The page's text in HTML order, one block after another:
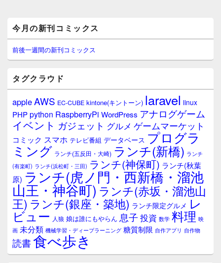
イ
ン
サ
イ
ウ
ィ
ジ
ェ
ア
今月の新刊コミックス
前後一週間の新刊コミックス
タグクラウド
appleAWS EC-CUBE kintone(キントーン) laravel linux
PHPpython RaspberryPi WordPress アナログゲーム
イベント ガジェット グルメ ゲームマーケット
コミック スマホ テレビ番組 データベース プログラ
ミング ランチ(五反田・大崎) ランチ(新橋) ランチ
(有楽町) ランチ(浜松町・三田) ランチ(神保町) ランチ(秋葉
原) ランチ(虎ノ門・西新橋・溜池
山王・神谷町) ランチ(赤坂・溜池山
王) ランチ(銀座・築地) ランチ限定グルメ レ
ビュー 人狼 娘は誰にもやらん 息子 投資 数学 料理 映
画 未分類 機械学習・ディープラーニング 糖質制限 自作アプリ 自作物
読書食べ歩き